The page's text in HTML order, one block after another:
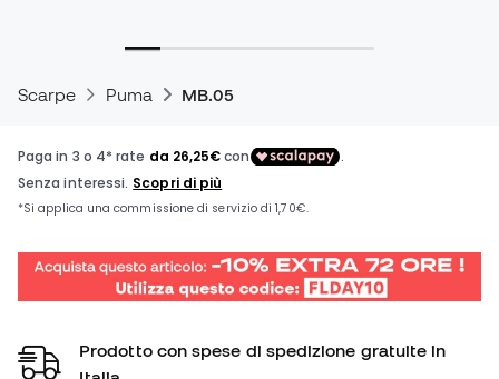
Scarpe Puma MB.05
Prodotto con spese di spedizione gratuite in